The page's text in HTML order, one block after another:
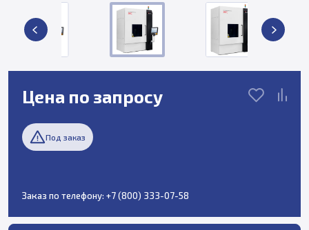
Цена по запросу
Под заказ
Заказ по телефону: +7 (800) 333-07-58